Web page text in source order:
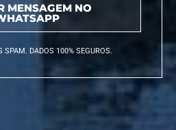
MENSAGEM NO
SPAM. DADOS 100% SEGUROS.